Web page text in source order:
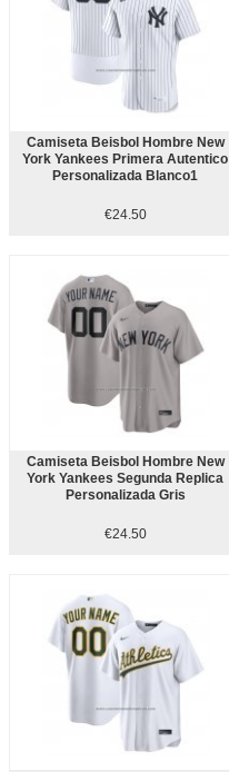
Camiseta Beisbol Hombre New
York Yankees Primera Autentico
Personalizada Blanco1
€24.50
Camiseta Beisbol Hombre New
York Yankees Segunda Replica
Personalizada Gris
€24.50